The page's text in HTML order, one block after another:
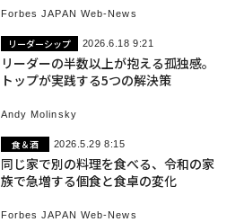
Forbes JAPAN Web-News
リーダーシップ 2026.6.18 9:21
リーダーの半数以上が抱える孤独感。
トップが実践する5つの解決策
Andy Molinsky
食＆酒 2026.5.29 8:15
同じ家で別の料理を食べる、令和の家
族で急増する個食と食卓の変化
Forbes JAPAN Web-News